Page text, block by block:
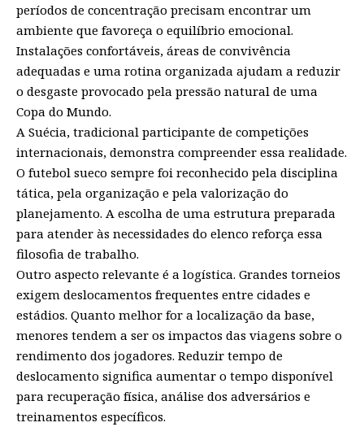
períodos de concentração precisam encontrar um
ambiente que favoreça o equilíbrio emocional.
Instalações confortáveis, áreas de convivência
adequadas e uma rotina organizada ajudam a reduzir
o desgaste provocado pela pressão natural de uma
Copa do Mundo.
A Suécia, tradicional participante de competições
internacionais, demonstra compreender essa realidade.
O futebol sueco sempre foi reconhecido pela disciplina
tática, pela organização e pela valorização do
planejamento. A escolha de uma estrutura preparada
para atender às necessidades do elenco reforça essa
filosofia de trabalho.
Outro aspecto relevante é a logística. Grandes torneios
exigem deslocamentos frequentes entre cidades e
estádios. Quanto melhor for a localização da base,
menores tendem a ser os impactos das viagens sobre o
rendimento dos jogadores. Reduzir tempo de
deslocamento significa aumentar o tempo disponível
para recuperação física, análise dos adversários e
treinamentos específicos.